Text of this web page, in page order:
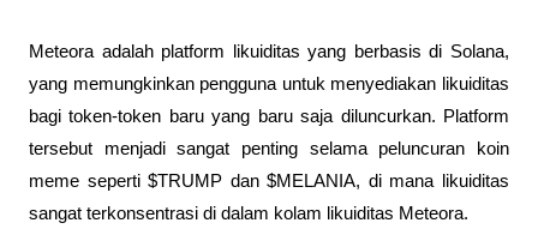
Meteora adalah platform likuiditas yang berbasis di Solana,
yang memungkinkan pengguna untuk menyediakan likuiditas
bagi token-token baru yang baru saja diluncurkan. Platform
tersebut menjadi sangat penting selama peluncuran koin
meme seperti $TRUMP dan $MELANIA, di mana likuiditas
sangat terkonsentrasi di dalam kolam likuiditas Meteora.